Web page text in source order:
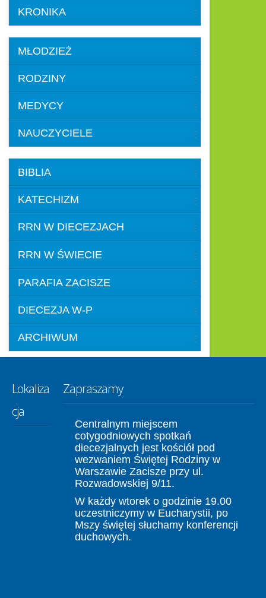
KRONIKA
MŁODZIEŻ
RODZINY
MEDYCY
NAUCZYCIELE
BIBLIA
KATECHIZM
RRN W DIECEZJACH
RRN W ŚWIECIE
PARAFIA ZACISZE
DIECEZJA W-P
ARCHIWUM
Lokaliza
cja
Zapraszamy
Centralnym miejscem
cotygodniowych spotkań
diecezjalnych jest kościół pod
wezwaniem Świętej Rodziny w
Warszawie Zacisze przy ul.
Rozwadowskiej 9/11.
W każdy wtorek o godzinie 19.00
uczestniczymy w Eucharystii, po
Mszy świętej słuchamy konferencji
duchowych.